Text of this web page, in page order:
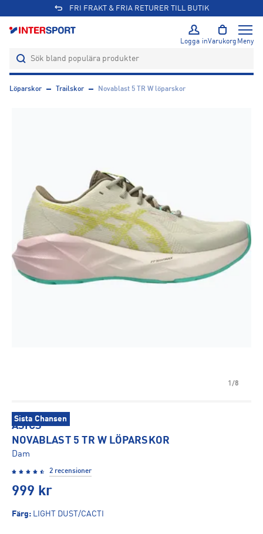
FRI FRAKT & FRIA RETURER TILL BUTIK
Logga inVarukorg Meny
Löparskor Trailskor Novablast 5 TR W löparskor
1/8
Sista Chansen
ASICS
NOVABLAST 5 TR W LÖPARSKOR
Dam
2 recensioner
999 kr
Färg: LIGHT DUST/CACTI